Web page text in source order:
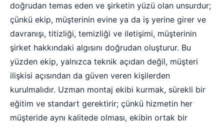
doğrudan temas eden ve şirketin yüzü olan unsurdur;
çünkü ekip, müşterinin evine ya da iş yerine girer ve
davranışı, titizliği, temizliği ve iletişimi, müşterinin
şirket hakkındaki algısını doğrudan oluşturur. Bu
yüzden ekip, yalnızca teknik açıdan değil, müşteri
ilişkisi açısından da güven veren kişilerden
kurulmalıdır. Uzman montaj ekibi kurmak, sürekli bir
eğitim ve standart gerektirir; çünkü hizmetin her
müşteride aynı kalitede olması, ekibin ortak bir